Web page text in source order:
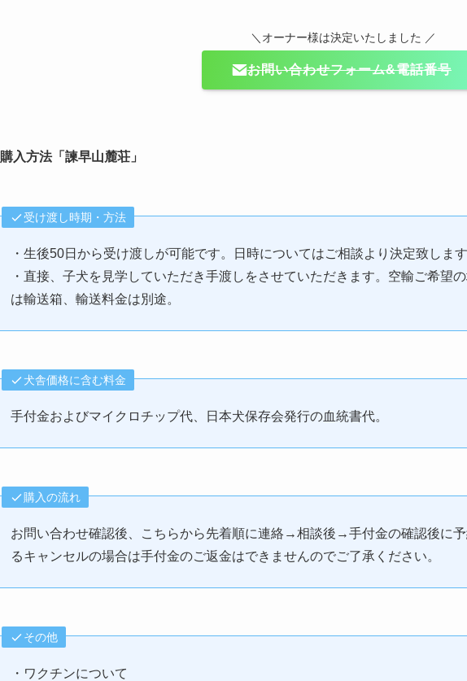
＼オーナー様は決定いたしました ／
お問い合わせフォーム&電話番号
購入方法「諫早山麓荘」
受け渡し時期・方法
・生後50日から受け渡しが可能です。日時についてはご相談より決定致します
・直接、子犬を見学していただき手渡しをさせていただきます。空輸ご希望
は輸送箱、輸送料金は別途。
犬舎価格に含む料金
手付金およびマイクロチップ代、日本犬保存会発行の血統書代。
購入の流れ
お問い合わせ確認後、こちらから先着順に連絡→相談後→手付金の確認後に
るキャンセルの場合は手付金のご返金はできませんのでご了承ください。
その他
・ワクチンについて